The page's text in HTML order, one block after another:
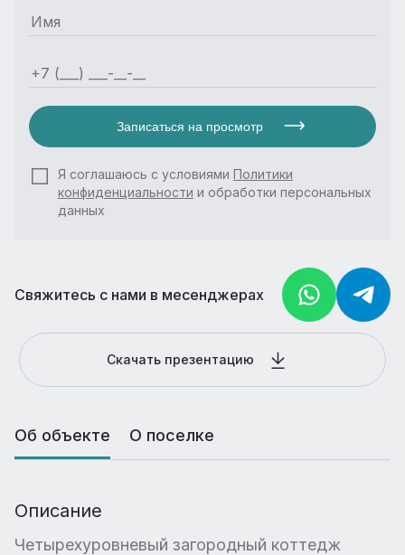
Записаться на просмотр
Я соглашаюсь с условиями Политики
конфиденциальности и обработки персональных
данных
Свяжитесь с нами в месенджерах
Скачать презентацию
Об объекте О поселке
Описание
Четырехуровневый загородный коттедж